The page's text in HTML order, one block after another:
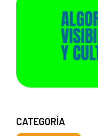
CATEGORÍA